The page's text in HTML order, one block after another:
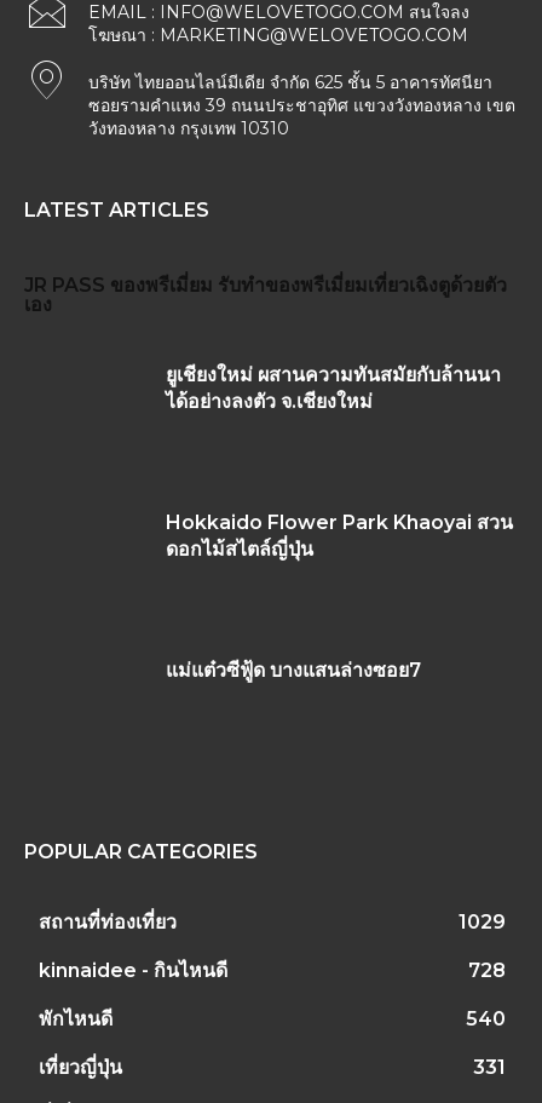
EMAIL : INFO@WELOVETOGO.COM สนใจลง
โฆษณา : MARKETING@WELOVETOGO.COM
บริษัท ไทยออนไลน์มีเดีย จำกัด 625 ชั้น 5 อาคารทัศนียา
ซอยรามคำแหง 39 ถนนประชาอุทิศ แขวงวังทองหลาง เขต
วังทองหลาง กรุงเทพ 10310
LATEST ARTICLES
JR PASS ของพรีเมี่ยม รับทำของพรีเมี่ยมเที่ยวเฉิงตูด้วยตัว
เอง
ยูเชียงใหม่ ผสานความทันสมัยกับล้านนา
ได้อย่างลงตัว จ.เชียงใหม่
Hokkaido Flower Park Khaoyai สวน
ดอกไม้สไตล์ญี่ปุ่น
แม่แต๋วซีฟู้ด บางแสนล่างซอย7
POPULAR CATEGORIES
สถานที่ท่องเที่ยว 1029
kinnaidee - กินไหนดี 728
พักไหนดี 540
เที่ยวญี่ปุ่น 331